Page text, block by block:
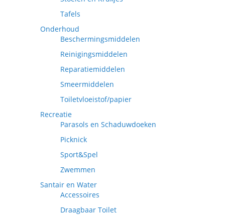
Tafels
Onderhoud
Beschermingsmiddelen
Reinigingsmiddelen
Reparatiemiddelen
Smeermiddelen
Toiletvloeistof/papier
Recreatie
Parasols en Schaduwdoeken
Picknick
Sport&Spel
Zwemmen
Santair en Water
Accessoires
Draagbaar Toilet